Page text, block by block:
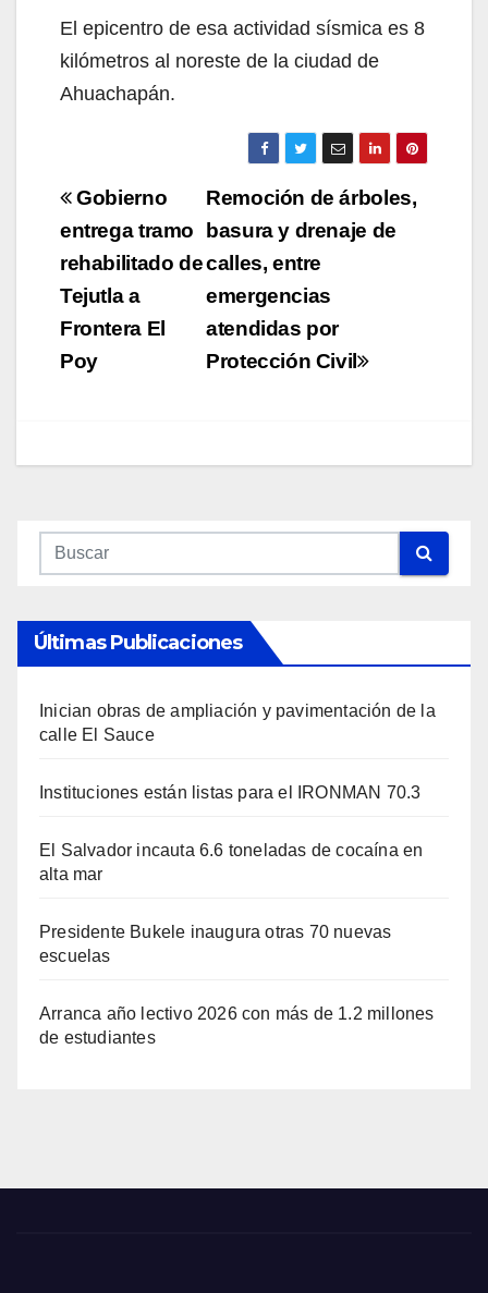
El epicentro de esa actividad sísmica es 8
kilómetros al noreste de la ciudad de
Ahuachapán.
Navegación
de
entradas
Remoción de árboles,
basura y drenaje de
calles, entre
emergencias
atendidas por
Protección Civil
Gobierno
entrega tramo
rehabilitado de
Tejutla a
Frontera El
Poy
Últimas Publicaciones
Inician obras de ampliación y pavimentación de la
calle El Sauce
Instituciones están listas para el IRONMAN 70.3
El Salvador incauta 6.6 toneladas de cocaína en
alta mar
Presidente Bukele inaugura otras 70 nuevas
escuelas
Arranca año lectivo 2026 con más de 1.2 millones
de estudiantes